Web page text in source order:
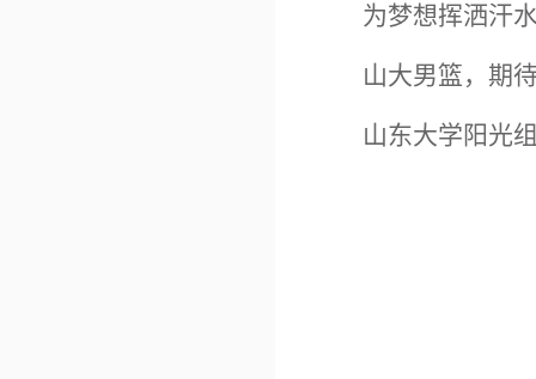
为梦想挥洒汗
山大男篮，期
山东大学阳光